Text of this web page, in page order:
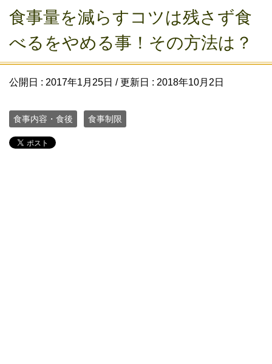
食事量を減らすコツは残さず食
べるをやめる事！その方法は？
公開日 : 2017年1月25日 / 更新日 : 2018年10月2日
食事内容・食後 食事制限